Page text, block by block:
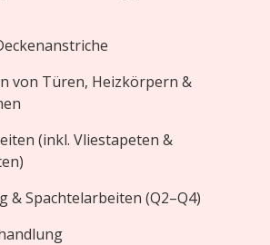
von Türen, Heizkörpern &
(inkl. Vliestapeten &
& Spachtelarbeiten (Q2–Q4)